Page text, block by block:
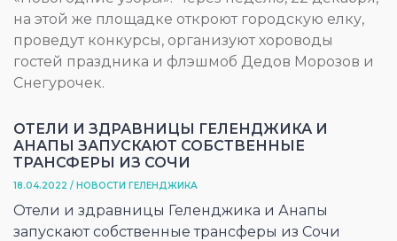
на этой же площадке откроют городскую елку,
проведут конкурсы, организуют хороводы
гостей праздника и флэшмоб Дедов Морозов и
Снегурочек.
ОТЕЛИ И ЗДРАВНИЦЫ ГЕЛЕНДЖИКА И
АНАПЫ ЗАПУСКАЮТ СОБСТВЕННЫЕ
ТРАНСФЕРЫ ИЗ СОЧИ
18.04.2022 / НОВОСТИ ГЕЛЕНДЖИКА
Отели и здравницы Геленджика и Анапы
запускают собственные трансферы из Сочи